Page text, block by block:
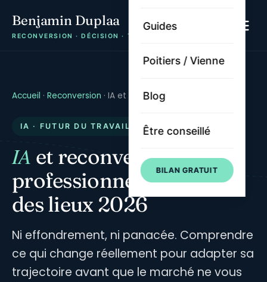
Benjamin Duplaa
RECONVERSION · DÉCISION · TRAJECTOIRE
Guides
Poitiers / Vienne
Blog
Être conseillé
BILAN GRATUIT
Accueil · Reconversion · IA et reconversion
IA · FUTUR DU TRAVAIL
IA et reconversion
professionnelle — état
des lieux 2026
Ni effondrement, ni panacée. Comprendre
ce qui change réellement pour adapter sa
trajectoire avant que le marché ne vous